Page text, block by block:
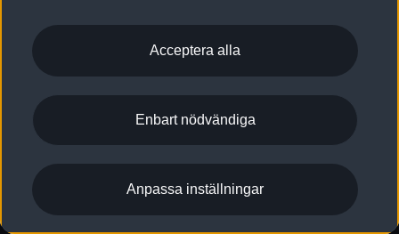
2G/3G nätet stängs ned - Hur påverkas min bil av detta?
Nyhetsbrev
Vårt hållbarhetsarbete
Lediga tjänster huvudkontor
Lediga tjänster hos Audi Återförsäljare
Kommentar till mediauppgifter om dataläcka
Anpassa inställningar för cookies
Visselblåsarkanaler
Acceptera alla
Enbart nödvändiga
Anpassa inställningar